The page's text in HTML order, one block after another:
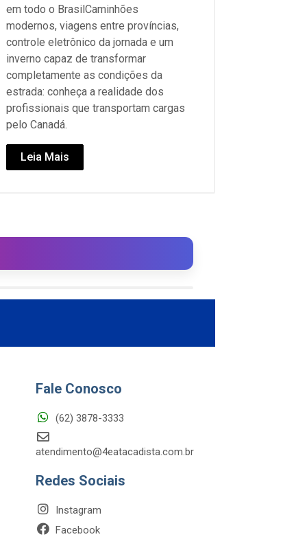
em todo o BrasilCaminhões
modernos, viagens entre províncias,
controle eletrônico da jornada e um
inverno capaz de transformar
completamente as condições da
estrada: conheça a realidade dos
profissionais que transportam cargas
pelo Canadá.
Leia Mais
Fale Conosco
(62) 3878-3333
atendimento@4eatacadista.com.br
Redes Sociais
Instagram
Facebook